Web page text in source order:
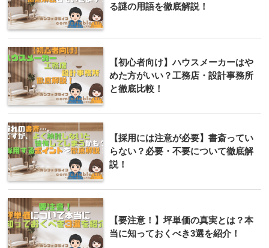
る謎の用語を徹底解説！
【初心者向け】ハウスメーカーはや
めた方がいい？工務店・設計事務所
と徹底比較！
【採用には注意が必要】書斎ってい
らない？必要・不要について徹底解
説！
【要注意！】坪単価の真実とは？本
当に知っておくべき3選を紹介！